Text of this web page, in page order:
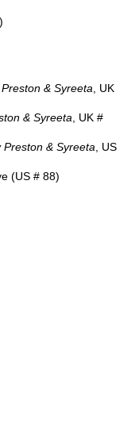
& Syreeta , UK
& Syreeta , UK #
Preston & Syreeta , US
(US # 88)